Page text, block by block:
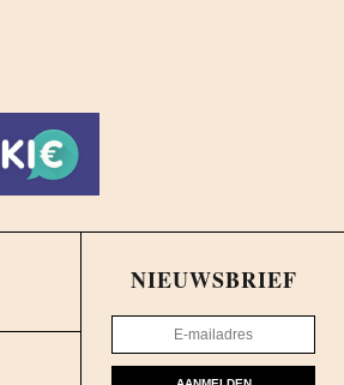
NIEUWSBRIEF